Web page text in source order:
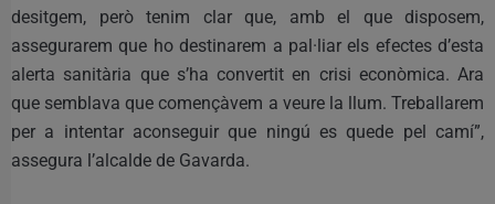
desitgem, però tenim clar que, amb el que disposem,
assegurarem que ho destinarem a pal·liar els efectes d’esta
alerta sanitària que s’ha convertit en crisi econòmica. Ara
que semblava que començàvem a veure la llum. Treballarem
per a intentar aconseguir que ningú es quede pel camí”,
assegura l’alcalde de Gavarda.